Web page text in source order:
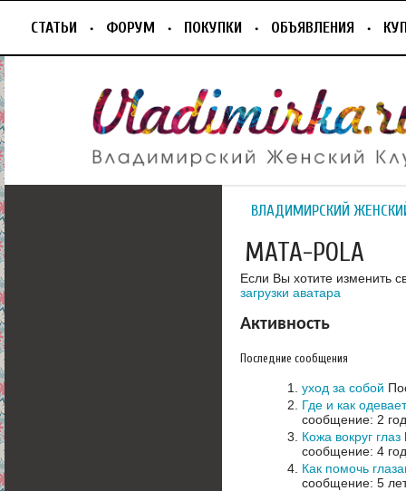
СТАТЬИ ФОРУМ ПОКУПКИ ОБЪЯВЛЕНИЯ
ВЛАДИМИРСКИЙ
MATA-POLA
Если Вы хотите изменить
загрузки аватара
Активность
Последние сообщения
уход за собой
Где и как
сообщение: 2
Кожа вокруг глаз
сообщение: 4
Как помочь
сообщение: 5